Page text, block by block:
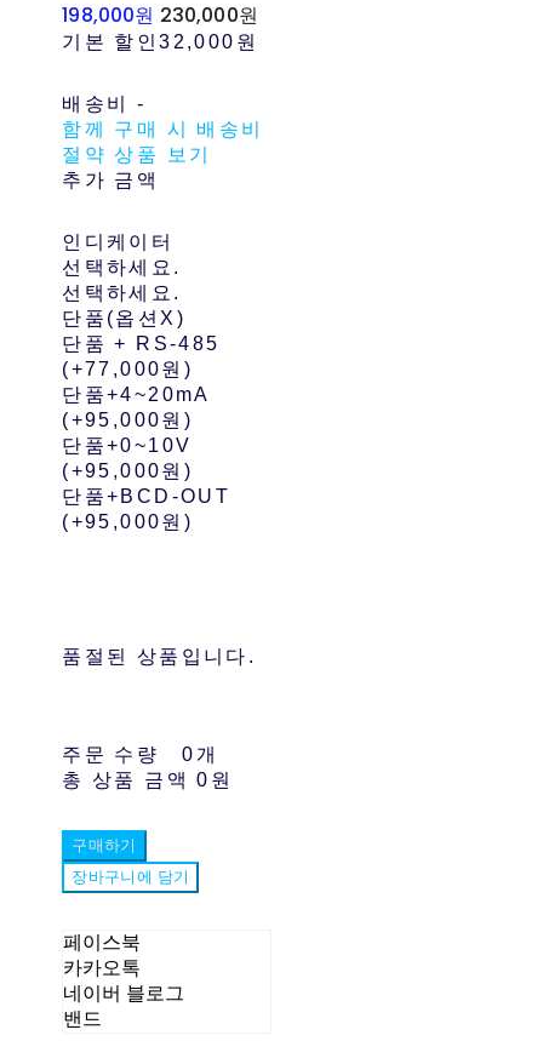
198,000원 230,000원
기본 할인32,000원
배송비 -
함께 구매 시 배송비
절약 상품 보기
추가 금액
인디케이터
선택하세요.
선택하세요.
단품(옵션X)
단품 + RS-485
(+77,000원)
단품+4~20mA
(+95,000원)
단품+0~10V
(+95,000원)
단품+BCD-OUT
(+95,000원)
품절된 상품입니다.
주문 수량
0개
총 상품 금액
0원
구매하기
장바구니에 담기
페이스북
카카오톡
네이버 블로그
밴드